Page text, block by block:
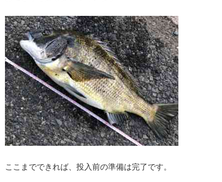
ここまでできれば、投入前の準備は完了です。